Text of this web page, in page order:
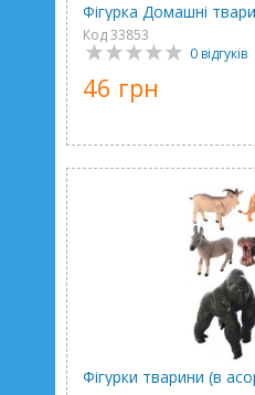
Фігурка Домашні
Код 33853
0 відгуків
46 грн
Фігурки тварини (в